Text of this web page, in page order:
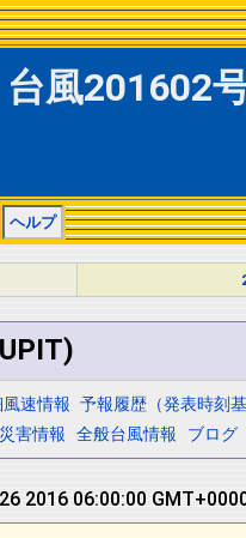
風201602
ヘルプ
速情報 予報履歴（発表時刻
災害情報 全般台風情報 ブログ
2016 06:00:00